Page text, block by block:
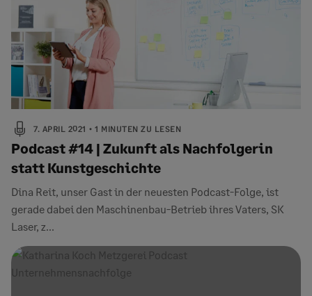
7. APRIL 2021 1 MINUTEN ZU LESEN
Podcast #14 | Zukunft als Nachfolgerin
statt Kunstgeschichte
Dina Reit, unser Gast in der neuesten Podcast-Folge, ist
gerade dabei den Maschinenbau-Betrieb ihres Vaters, SK
Laser, z...